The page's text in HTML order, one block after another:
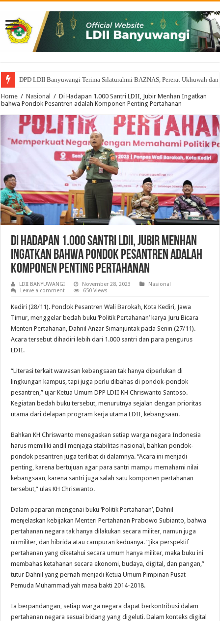
DPD LDII Banyuwangi Terima Silaturahmi BAZNAS, Pererat Ukhuwah dan
Home / Nasional / Di Hadapan 1.000 Santri LDII, Jubir Menhan Ingatkan
bahwa Pondok Pesantren adalah Komponen Penting Pertahanan
Di Hadapan 1.000 Santri LDII, Jubir Menhan
Ingatkan bahwa Pondok Pesantren adalah
Komponen Penting Pertahanan
LDII BANYUWANGI November 28, 2023
Nasional
Leave a comment
650 Views
Kediri (28/11). Pondok Pesantren Wali Barokah, Kota Kediri, Jawa
Timur, menggelar bedah buku ‘Politik Pertahanan’ karya Juru Bicara
Menteri Pertahanan, Dahnil Anzar Simanjuntak pada Senin (27/11).
Acara tersebut dihadiri lebih dari 1.000 santri dan para pengurus
LDII.
“Literasi terkait wawasan kebangsaan tak hanya diperlukan di
lingkungan kampus, tapi juga perlu dibahas di pondok-pondok
pesantren,” ujar Ketua Umum DPP LDII KH Chriswanto Santoso.
Kegiatan bedah buku tersebut, menurutnya sejalan dengan prioritas
utama dari delapan program kerja utama LDII, kebangsaan.
Bahkan KH Chriswanto menegaskan setiap warga negara Indonesia
harus memiliki andil menjaga stabilitas nasional, bahkan pondok-
pondok pesantren juga terlibat di dalamnya. “Acara ini menjadi
penting, karena bertujuan agar para santri mampu memahami nilai
kebangsaan, karena santri juga salah satu komponen pertahanan
tersebut,” ulas KH Chriswanto.
Dalam paparan mengenai buku ‘Politik Pertahanan’, Dahnil
menjelaskan kebijakan Menteri Pertahanan Prabowo Subianto, bahwa
pertahanan negara tak hanya dilakukan secara militer, namun juga
nirmiliter, dan hibrida atau campuran keduanya. “Jika perspektif
pertahanan yang diketahui secara umum hanya militer, maka buku ini
membahas ketahanan secara ekonomi, budaya, digital, dan pangan,”
tutur Dahnil yang pernah menjadi Ketua Umum Pimpinan Pusat
Pemuda Muhammadiyah masa bakti 2014-2018.
Ia berpandangan, setiap warga negara dapat berkontribusi dalam
pertahanan negara sesuai bidang yang digeluti. Dalam konteks digital